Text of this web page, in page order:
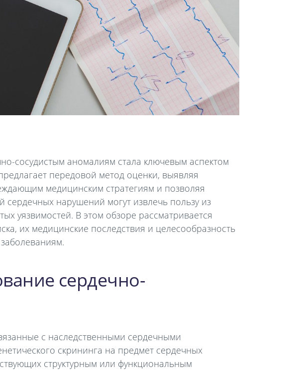
сосудистым аномалиям стала ключевым аспектом
передовой метод оценки, выявляя
медицинским стратегиям и позволяя
нарушений могут извлечь пользу из
уязвимостей. В этом обзоре рассматривается
их медицинские последствия и целесообразность
сердечно-
с наследственными сердечными
скрининга на предмет сердечных
структурным или функциональным